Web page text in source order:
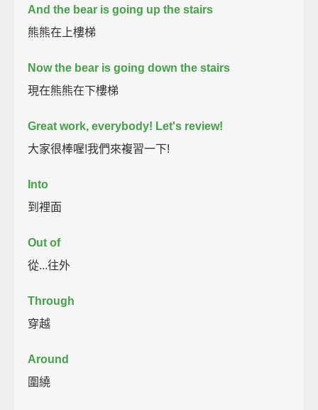
And the bear is going up the stairs
熊熊在上樓梯
Now the bear is going down the stairs
現在熊熊在下樓梯
Great work, everybody! Let's review!
大家很棒喔!我們來複習一下!
Into
到裡面
Out of
從...往外
Through
穿越
Around
圍繞